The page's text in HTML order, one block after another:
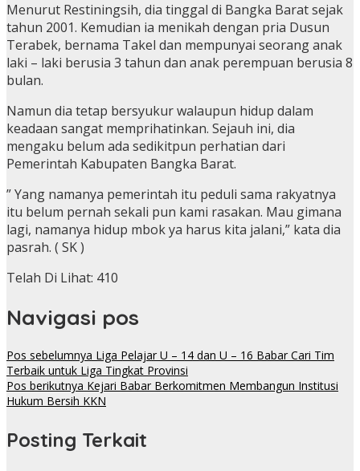
Menurut Restiningsih, dia tinggal di Bangka Barat sejak
tahun 2001. Kemudian ia menikah dengan pria Dusun
Terabek, bernama Takel dan mempunyai seorang anak
laki – laki berusia 3 tahun dan anak perempuan berusia 8
bulan.
Namun dia tetap bersyukur walaupun hidup dalam
keadaan sangat memprihatinkan. Sejauh ini, dia
mengaku belum ada sedikitpun perhatian dari
Pemerintah Kabupaten Bangka Barat.
” Yang namanya pemerintah itu peduli sama rakyatnya
itu belum pernah sekali pun kami rasakan. Mau gimana
lagi, namanya hidup mbok ya harus kita jalani,” kata dia
pasrah. ( SK )
Telah Di Lihat: 410
Navigasi pos
Pos sebelumnya Liga Pelajar U – 14 dan U – 16 Babar Cari Tim
Terbaik untuk Liga Tingkat Provinsi
Pos berikutnya Kejari Babar Berkomitmen Membangun Institusi
Hukum Bersih KKN
Posting Terkait